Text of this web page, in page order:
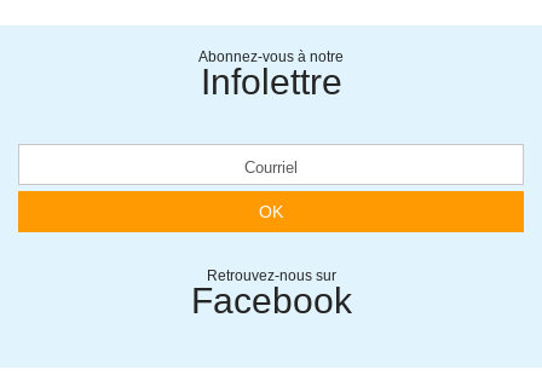
Abonnez-vous à notre
Infolettre
OK
Retrouvez-nous sur
Facebook